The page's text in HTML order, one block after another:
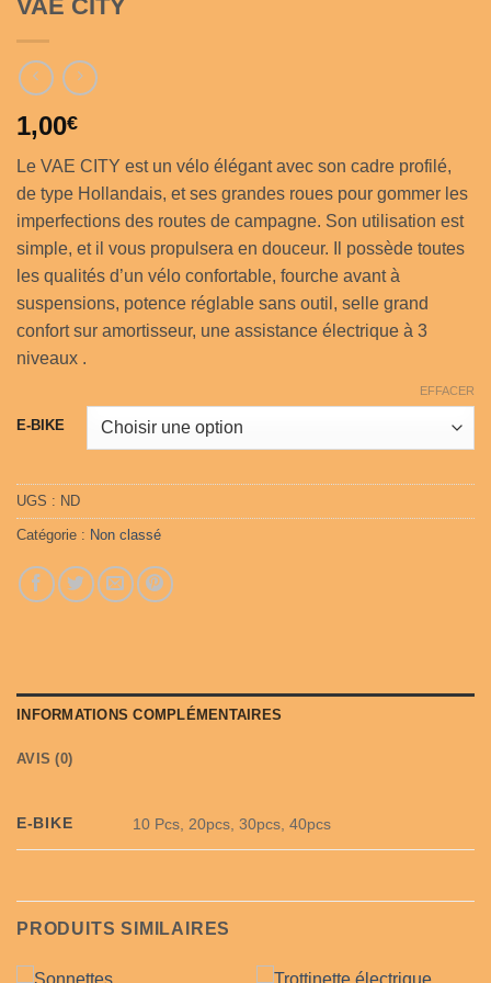
VAE CITY
1,00€
Le VAE CITY est un vélo élégant avec son cadre profilé,
de type Hollandais, et ses grandes roues pour gommer les
imperfections des routes de campagne. Son utilisation est
simple, et il vous propulsera en douceur. Il possède toutes
les qualités d’un vélo confortable, fourche avant à
suspensions, potence réglable sans outil, selle grand
confort sur amortisseur, une assistance électrique à 3
niveaux .
E-BIKE
EFFACER
UGS : ND
Catégorie : Non classé
INFORMATIONS COMPLÉMENTAIRES
AVIS (0)
E-BIKE 10 Pcs, 20pcs, 30pcs, 40pcs
PRODUITS SIMILAIRES